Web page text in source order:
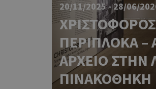
20/11/2025 - 28/06/
ΠΕΡΙΠΛΟΚΑ –
ΑΡΧΕΙΟ ΣΤΗΝ
ΠΙΝΑΚΟΘΗΚΗ